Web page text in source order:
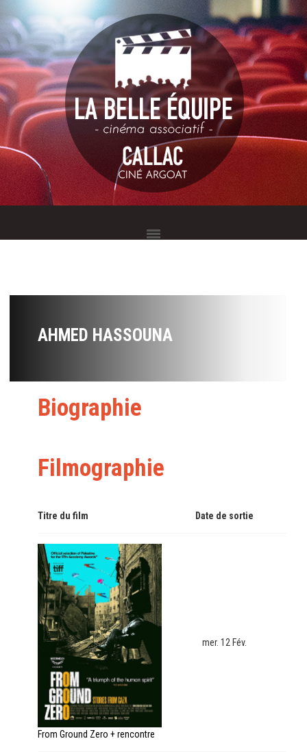
AHMED HASSOUNA
Biographie
Filmographie
Titre du film Date de sortie
From Ground Zero + rencontre
mer. 12 Fév.